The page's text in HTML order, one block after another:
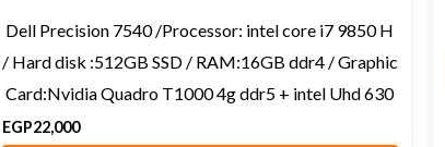
Dell Precision 7540 /Processor: intel core i7 9850 H
/ Hard disk :512GB SSD / RAM:16GB ddr4 / Graphic
Card:Nvidia Quadro T1000 4g ddr5 + intel Uhd 630
EGP22,000